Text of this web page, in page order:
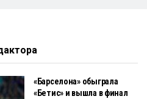
«Барселона» обыграла
«Бетис» и вышла в финал